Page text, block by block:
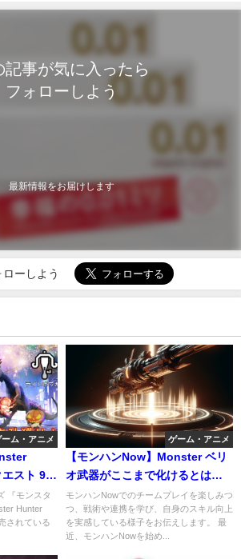
記事が気に入ったら
フォローしよう
最新情報をお届けします
ーしよう
ーム・アニメ
スト 9ク
『モンスタ
Hunter
されている
ゲーム・アニメ
【モンハンNow】Monster ベリ
オ武器がここまで化けるとは思
わなかったんですけど
モンハンNowでのチームプレイを楽しみつ
つ、戦術や連携を学び、自身のスキル向上
を実感している様子をお伝えします。 最
近、モンハンNowを始め...